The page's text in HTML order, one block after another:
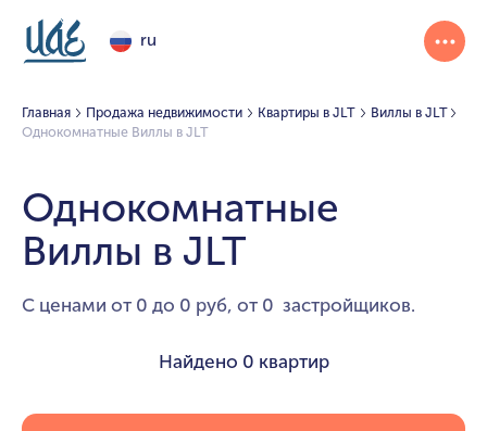
ru
Главная Продажа недвижимости Квартиры в JLT
Виллы в JLT
Однокомнатные Виллы в JLT
Однокомнатные
Виллы в JLT
С ценами от 0 до 0 руб, от 0 застройщиков.
Найдено 0 квартир